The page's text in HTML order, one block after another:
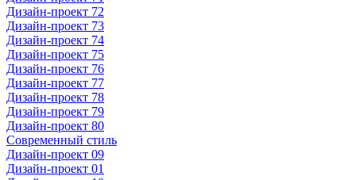
Дизайн-проект 72
Дизайн-проект 73
Дизайн-проект 74
Дизайн-проект 75
Дизайн-проект 76
Дизайн-проект 77
Дизайн-проект 78
Дизайн-проект 79
Дизайн-проект 80
Современный стиль
Дизайн-проект 09
Дизайн-проект 01